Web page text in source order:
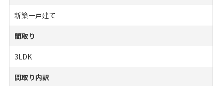
新築一戸建て
間取り
3LDK
間取り内訳